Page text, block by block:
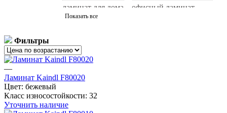
ламинат для дома
офисный ламинат
водостойкий ламинат
ламинат для гостиниц
Показать все
Фильтры
—
Ламинат Kaindl F80020
Цвет: бежевый
Класс износостойкости: 32
Уточнить наличие